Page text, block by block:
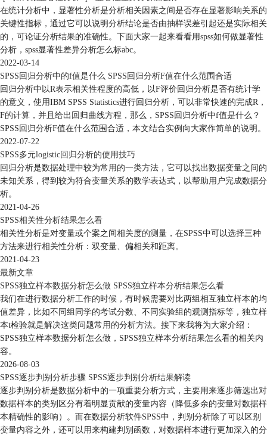
在统计分析中，显著性分析是分析相关因素之间是否存在显著影响关系的
关键性指标，通过它可以说明分析结论是否由抽样误差引起还是实际相关
的，可论证分析结果的准确性。下面大家一起来看看用spss如何做显著性
分析，spss显著性差异分析怎么标abc。
2022-03-14
SPSS回归分析中的f值是什么 SPSS回归分析F值在什么范围合适
回归分析中以R表示相关性程度的高低，以F评价回归分析是否有统计学
的意义，使用IBM SPSS Statistics进行回归分析，可以非常快速的完成R，
F的计算，并且给出回归曲线方程，那么，SPSS回归分析中f值是什么？
SPSS回归分析F值在什么范围合适，本文结合实例向大家作简单的说明。
2022-07-22
SPSS多元logistic回归分析的使用技巧
回归分析是数据处理中较为常用的一类方法，它可以找出数据变量之间的
未知关系，得到较为符合变量关系的数学表达式，以帮助用户完成数据分
析。
2021-04-26
SPSS相关性分析结果怎么看
相关性分析是对变量或个案之间相关度的测量，在SPSS中可以选择三种
方法来进行相关性分析：双变量、偏相关和距离。
2021-04-23
最新文章
SPSS独立样本数据分析怎么做 SPSS独立样本分析结果怎么看
我们在进行数据分析工作的时候，有时候需要对比两组相互独立样本的均
值差异，比如不同组同学的考试分数、不同实验组的观测指标等，独立样
本t检验就是解决这类问题常用的分析方法。接下来我将为大家介绍：
SPSS独立样本数据分析怎么做，SPSS独立样本分析结果怎么看的相关内
容。
2026-08-03
SPSS逐步判别分析步骤 SPSS逐步判别分析结果解读
逐步判别分析是数据分析中的一项重要分析方式，主要用来逐步筛选出对
数据样本的类别区分有着明显贡献的变量内容（降低多余的变量对数据样
本精确性的影响）。而在数据分析软件SPSS中，判别分析除了可以区别
变量内容之外，还可以用来构建判别函数，对数据样本进行更加深入的分